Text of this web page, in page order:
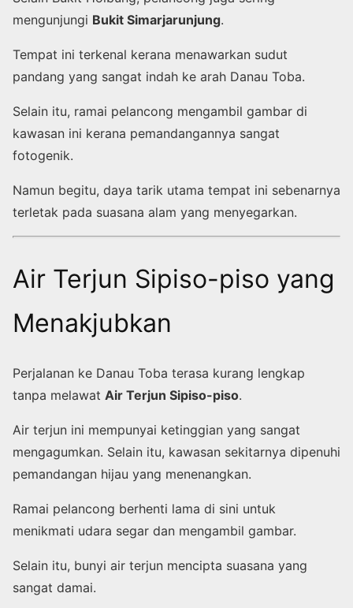
mengunjungi Bukit Simarjarunjung.
Tempat ini terkenal kerana menawarkan sudut
pandang yang sangat indah ke arah Danau Toba.
Selain itu, ramai pelancong mengambil gambar di
kawasan ini kerana pemandangannya sangat
fotogenik.
Namun begitu, daya tarik utama tempat ini sebenarnya
terletak pada suasana alam yang menyegarkan.
Air Terjun Sipiso-piso yang
Menakjubkan
Perjalanan ke Danau Toba terasa kurang lengkap
tanpa melawat Air Terjun Sipiso-piso.
Air terjun ini mempunyai ketinggian yang sangat
mengagumkan. Selain itu, kawasan sekitarnya dipenuhi
pemandangan hijau yang menenangkan.
Ramai pelancong berhenti lama di sini untuk
menikmati udara segar dan mengambil gambar.
Selain itu, bunyi air terjun mencipta suasana yang
sangat damai.